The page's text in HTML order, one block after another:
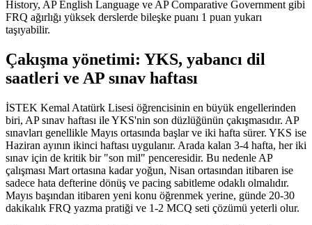
History, AP English Language ve AP Comparative Government gibi
FRQ ağırlığı yüksek derslerde bileşke puanı 1 puan yukarı
taşıyabilir.
Çakışma yönetimi: YKS, yabancı dil
saatleri ve AP sınav haftası
İSTEK Kemal Atatürk Lisesi öğrencisinin en büyük engellerinden
biri, AP sınav haftası ile YKS'nin son düzlüğünün çakışmasıdır. AP
sınavları genellikle Mayıs ortasında başlar ve iki hafta sürer. YKS ise
Haziran ayının ikinci haftası uygulanır. Arada kalan 3-4 hafta, her iki
sınav için de kritik bir "son mil" penceresidir. Bu nedenle AP
çalışması Mart ortasına kadar yoğun, Nisan ortasından itibaren ise
sadece hata defterine dönüş ve pacing sabitleme odaklı olmalıdır.
Mayıs başından itibaren yeni konu öğrenmek yerine, günde 20-30
dakikalık FRQ yazma pratiği ve 1-2 MCQ seti çözümü yeterli olur.